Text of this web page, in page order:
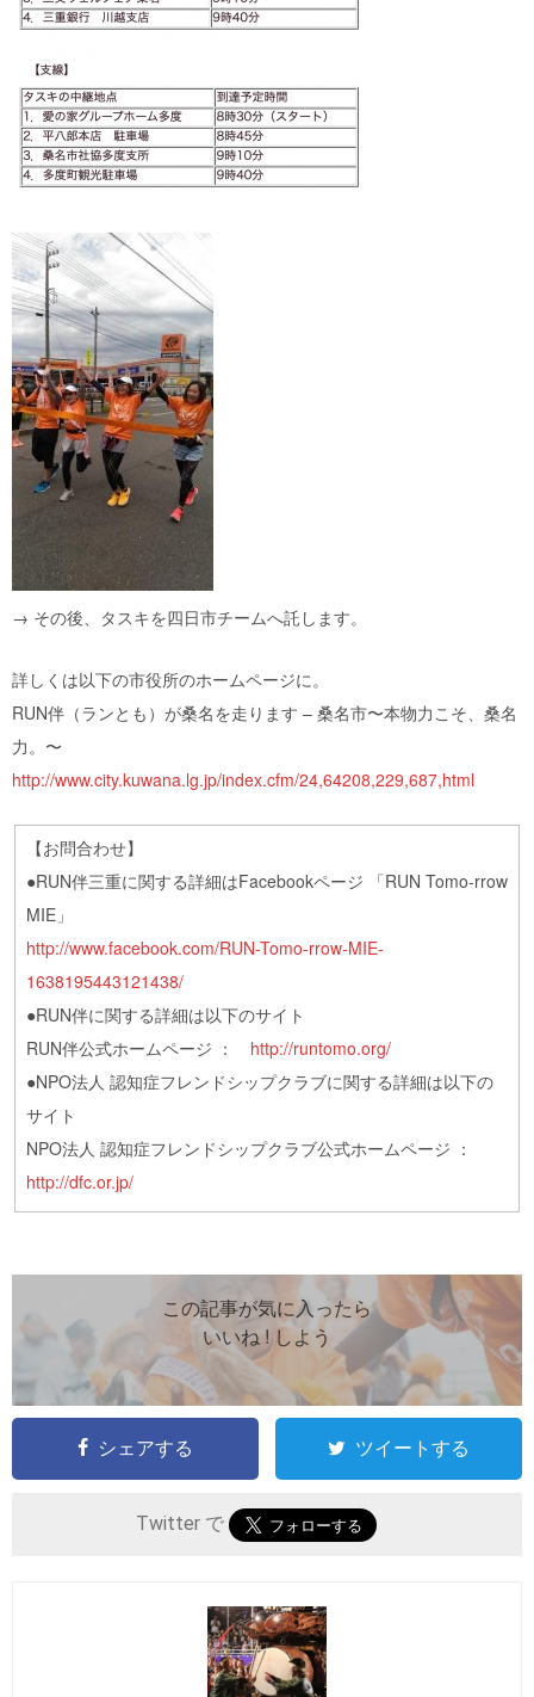
→ その後、タスキを四日市チームへ託します。
詳しくは以下の市役所のホームページに。
RUN伴（ランとも）が桑名を走ります – 桑名市〜本物力こそ、桑名
力。〜
http://www.city.kuwana.lg.jp/index.cfm/24,64208,229,687,html
【お問合わせ】
●RUN伴三重に関する詳細はFacebookページ 「RUN Tomo-rrow
MIE」
http://www.facebook.com/RUN-Tomo-rrow-MIE-
1638195443121438/
●RUN伴に関する詳細は以下のサイト
RUN伴公式ホームページ ： http://runtomo.org/
●NPO法人 認知症フレンドシップクラブに関する詳細は以下の
サイト
NPO法人 認知症フレンドシップクラブ公式ホームページ ：
http://dfc.or.jp/
この記事が気に入ったら
いいね ! しよう
シェアする ツイートする
Twitter で